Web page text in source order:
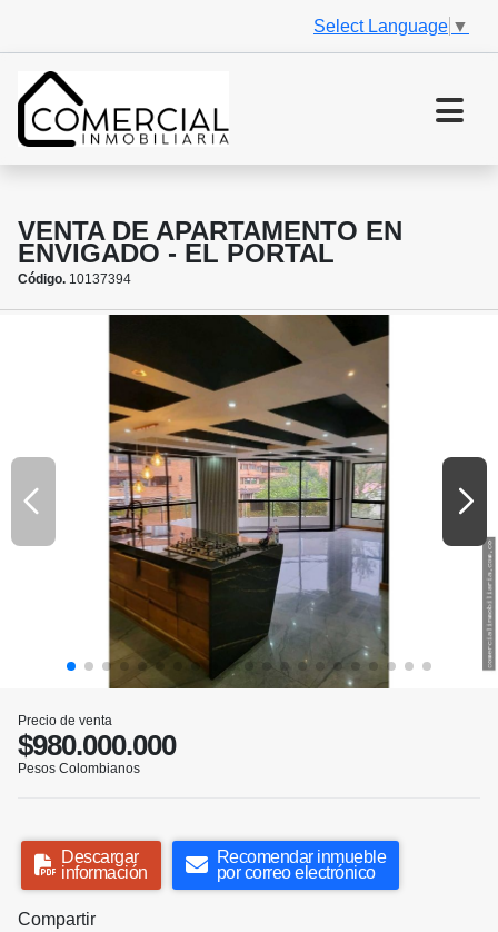
Select Language ▼
VENTA DE APARTAMENTO EN
ENVIGADO - EL PORTAL
Código. 10137394
Precio de venta
$980.000.000
Pesos Colombianos
Descargar
información
Recomendar inmueble
por correo electrónico
Compartir